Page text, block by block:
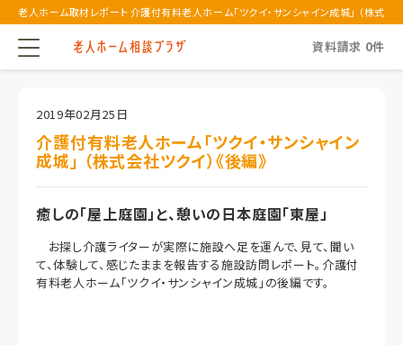
老人ホーム取材レポート 介護付有料老人ホーム「ツクイ・サンシャイン成城」 （株式
会...
資料請求 0件
2019年02月25日
介護付有料老人ホーム「ツクイ・サンシャイン
成城」 （株式会社ツクイ）《後編》
癒しの「屋上庭園」と、憩いの日本庭園「東屋」
お探し介護ライターが実際に施設へ足を運んで、見て、聞い
て、体験して、感じたままを報告する施設訪問レポート。介護付
有料老人ホーム「ツクイ・サンシャイン成城」の後編です。